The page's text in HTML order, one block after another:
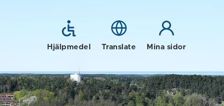
Hjälpmedel Translate Mina sidor